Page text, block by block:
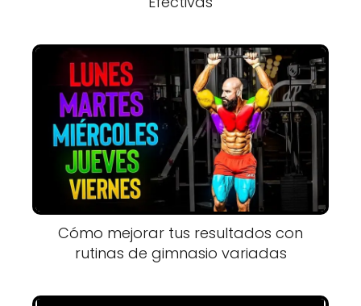
Cómo mejorar tus resultados con
rutinas de gimnasio variadas